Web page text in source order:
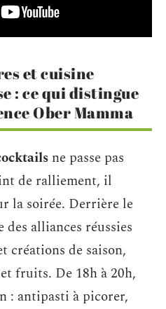
et cuisine
: ce qui distingue
Ober Mamma
ne passe pas
de ralliement, il
la soirée. Derrière le
alliances réussies
créations de saison,
fruits. De 18h à 20h,
: antipasti à picorer,